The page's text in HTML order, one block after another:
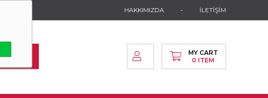
HAKKIMIZDA İLETİŞİM
MY CART
0 ITEM